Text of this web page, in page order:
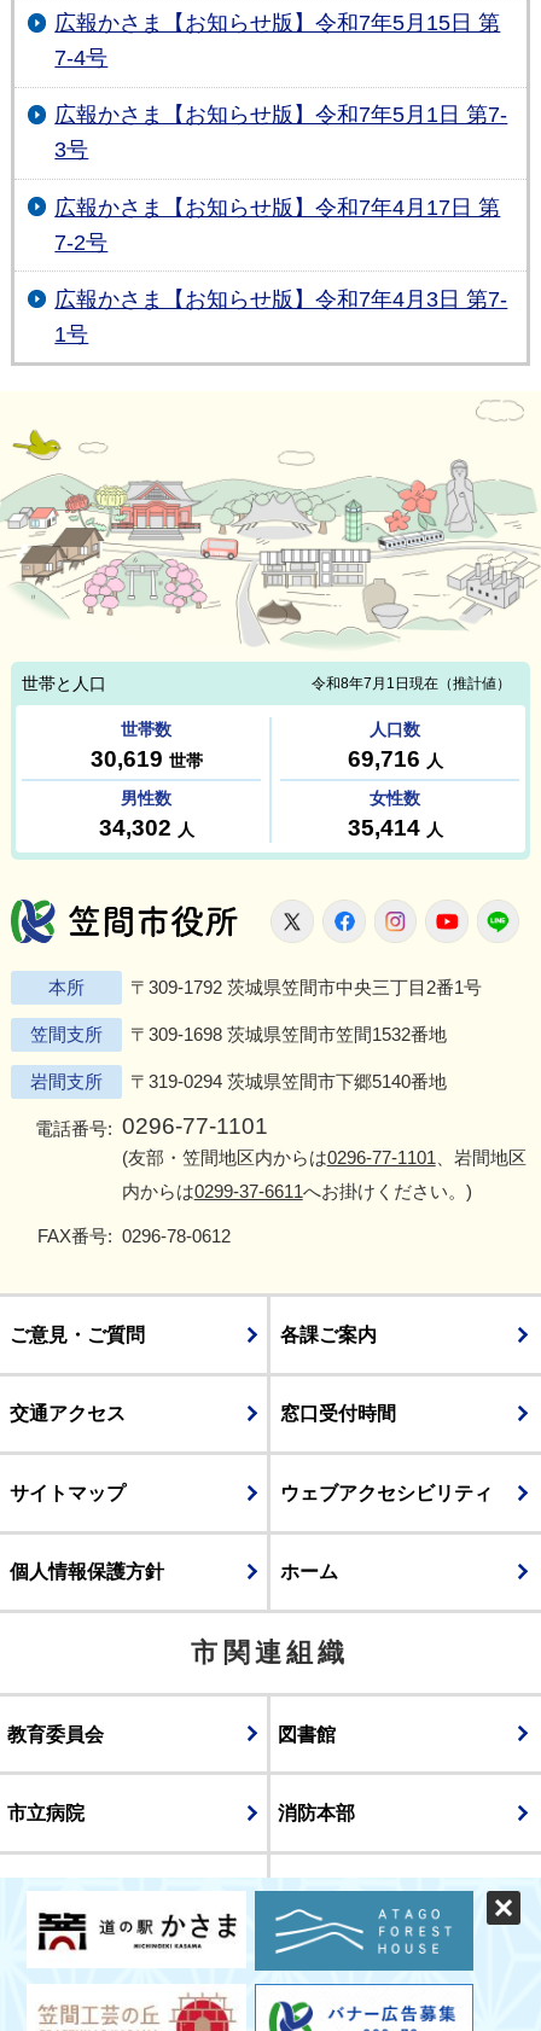
広報かさま【お知らせ版】令和7年5月15日 第
7-4号
広報かさま【お知らせ版】令和7年5月1日 第7-
3号
広報かさま【お知らせ版】令和7年4月17日 第
7-2号
広報かさま【お知らせ版】令和7年4月3日 第7-
1号
笠間市役所
X FacebookInstagram
本所 〒309-1792 茨城県笠間市中央三丁目2番1号
笠間支所 〒309-1698 茨城県笠間市笠間1532番地
岩間支所 〒319-0294 茨城県笠間市下郷5140番地
電話番号: 0296-77-1101
(友部・笠間地区内からは0296-77-1101 、岩間地区
内からは0299-37-6611へお掛けください。)
FAX番号: 0296-78-0612
ご意見・ご質問 各課ご案内
交通アクセス 窓口受付時間
サイトマップ ウェブアクセシビリティ
個人情報保護方針 ホーム
市関連組織
教育委員会 図書館
市立病院 消防本部
議会
表示 スマートフォン版 パソコン版